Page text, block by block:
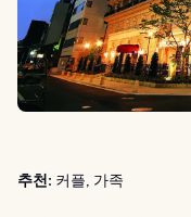
추천: 커플, 가족